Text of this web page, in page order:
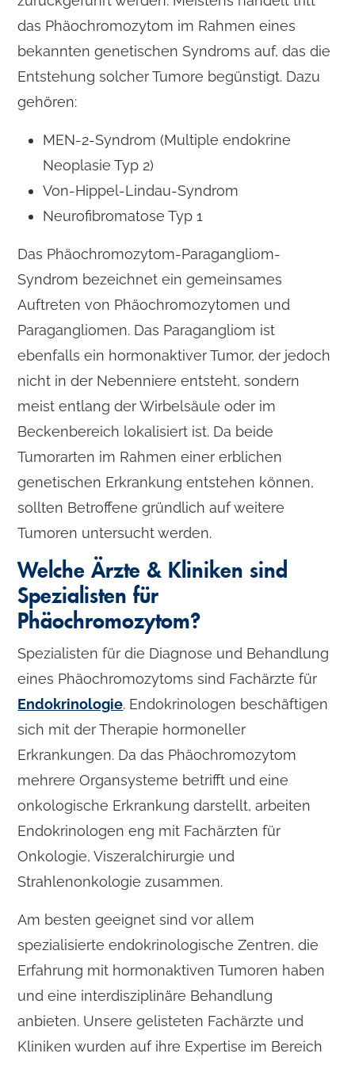
das Phäochromozytom im Rahmen eines
bekannten genetischen Syndroms auf, das die
Entstehung solcher Tumore begünstigt. Dazu
gehören:
MEN-2-Syndrom (Multiple endokrine
Neoplasie Typ 2)
Von-Hippel-Lindau-Syndrom
Neurofibromatose Typ 1
Das Phäochromozytom-Paragangliom-
Syndrom bezeichnet ein gemeinsames
Auftreten von Phäochromozytomen und
Paragangliomen. Das Paragangliom ist
ebenfalls ein hormonaktiver Tumor, der jedoch
nicht in der Nebenniere entsteht, sondern
meist entlang der Wirbelsäule oder im
Beckenbereich lokalisiert ist. Da beide
Tumorarten im Rahmen einer erblichen
genetischen Erkrankung entstehen können,
sollten Betroffene gründlich auf weitere
Tumoren untersucht werden.
Welche Ärzte & Kliniken sind
Spezialisten für
Phäochromozytom?
Spezialisten für die Diagnose und Behandlung
eines Phäochromozytoms sind Fachärzte für
Endokrinologie. Endokrinologen beschäftigen
sich mit der Therapie hormoneller
Erkrankungen. Da das Phäochromozytom
mehrere Organsysteme betrifft und eine
onkologische Erkrankung darstellt, arbeiten
Endokrinologen eng mit Fachärzten für
Onkologie, Viszeralchirurgie und
Strahlenonkologie zusammen.
Am besten geeignet sind vor allem
spezialisierte endokrinologische Zentren, die
Erfahrung mit hormonaktiven Tumoren haben
und eine interdisziplinäre Behandlung
anbieten. Unsere gelisteten Fachärzte und
Kliniken wurden auf ihre Expertise im Bereich